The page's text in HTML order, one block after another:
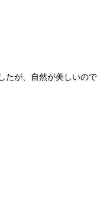
たが、自然が美しいので